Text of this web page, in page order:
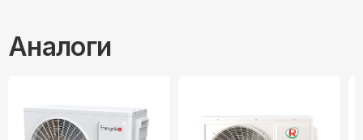
Аналоги